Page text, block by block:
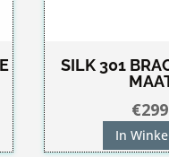
SILK 301
€
In